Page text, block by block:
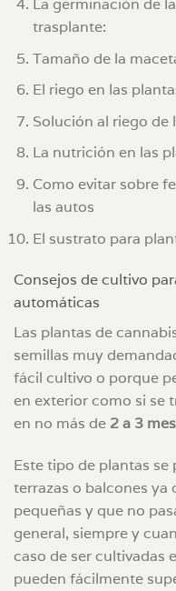
La germinación de
trasplante:
Tamaño de la
El riego en las
Solución al riego de
La nutrición en las
Como evitar sobre
las autos
El sustrato para
Consejos de cultivo
automáticas
Las plantas de
semillas muy
fácil cultivo o porque
en exterior como si se
en no más de 2 a 3
Este tipo de plantas
terrazas o balcones ya
pequeñas y que no
general, siempre y
caso de ser cultivadas
pueden fácilmente